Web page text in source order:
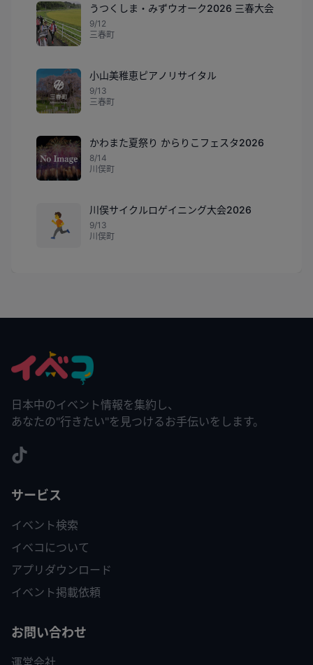
うつくしま・みずウオーク2026 三春大会
9/12
三春町
小山美稚恵ピアノリサイタル
9/13
三春町
かわまた夏祭り からりこフェスタ2026
8/14
川俣町
🏃
川俣サイクルロゲイニング大会2026
9/13
川俣町
日本中のイベント情報を集約し、
あなたの"行きたい"を見つけるお手伝いをします。
サービス
イベント検索
イベコについて
アプリダウンロード
イベント掲載依頼
お問い合わせ
運営会社